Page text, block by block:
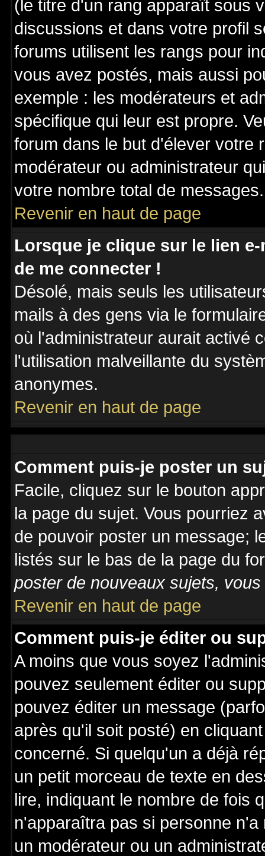
(le titre d'un rang apparaît sous
discussions et dans votre profil
forums utilisent les rangs pour
vous avez postés, mais aussi
exemple : les modérateurs et
spécifique qui leur est propre.
forum dans le but d'élever votre
modérateur ou administrateur
votre nombre total de messages.
Revenir en haut de page
Lorsque je clique sur le lien
de me connecter !
Désolé, mais seuls les
mails à des gens via le
où l'administrateur aurait activé
l'utilisation malveillante du
anonymes.
Revenir en haut de page
Comment puis-je poster un
Facile, cliquez sur le bouton
la page du sujet. Vous pourriez
de pouvoir poster un message;
listés sur le bas de la page du
poster de nouveaux sujets,
Revenir en haut de page
Comment puis-je éditer ou
A moins que vous soyez
pouvez seulement éditer ou
pouvez éditer un message
après qu'il soit posté) en
concerné. Si quelqu'un a déjà
un petit morceau de texte en
lire, indiquant le nombre de fois
n'apparaîtra pas si personne
un modérateur ou un